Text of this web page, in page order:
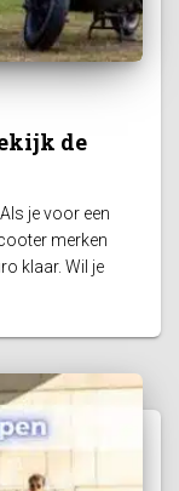
de
je voor een
merken
klaar. Wil je